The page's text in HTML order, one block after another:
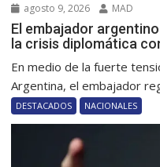
agosto 9, 2026 MAD
El embajador
la crisis diplomática
En medio de la fuerte
Argentina, el embajador
DESTACADOS NACIONALES